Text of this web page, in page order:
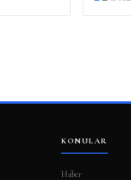
KONULAR
Haber